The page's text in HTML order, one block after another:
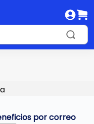
por correo